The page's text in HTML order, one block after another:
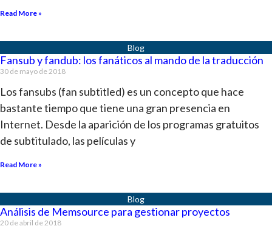
Read More »
Fansub y fandub: los fanáticos al mando de la traducción
30 de mayo de 2018
Los fansubs (fan subtitled) es un concepto que hace
bastante tiempo que tiene una gran presencia en
Internet. Desde la aparición de los programas gratuitos
de subtitulado, las películas y
Read More »
Análisis de Memsource para gestionar proyectos
20 de abril de 2018